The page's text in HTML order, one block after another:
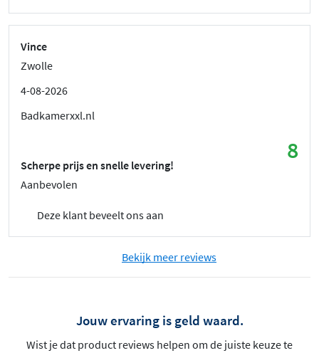
Vince
Zwolle
4-08-2026
Badkamerxxl.nl
8
Scherpe prijs en snelle levering!
Aanbevolen
Deze klant beveelt ons aan
Bekijk meer reviews
Jouw ervaring is geld waard.
Wist je dat product reviews helpen om de juiste keuze te